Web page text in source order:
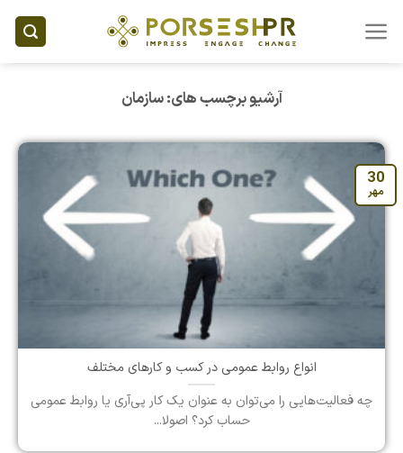
content
آرشیو برچسب های:سازمان
انواع روابط عمومی در کسب و کارهای مختلف
چه فعالیت‌هایی را می‌توان به عنوان یک کار پی‌آری یا روابط عمومی
حساب کرد؟ اصولا...
30
مهر